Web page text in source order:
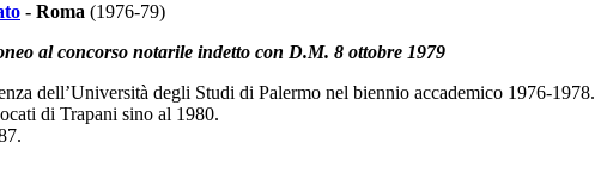
- Roma (1976-79)
al concorso notarile indetto con D.M. 8 ottobre 1979
dell’Università degli Studi di Palermo nel biennio accademico 1976-1978.
di Trapani sino al 1980.